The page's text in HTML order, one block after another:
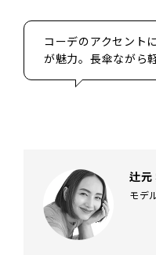
コーデのアクセント
が魅力。長傘ながら
辻元
モデ